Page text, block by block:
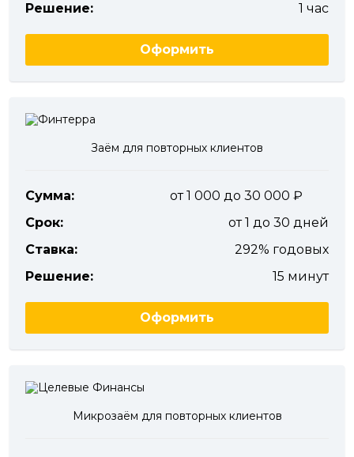
Решение:
1 час
Оформить
Заём для повторных клиентов
Сумма:
от 1 000 до 30 000
Срок:
от 1 до 30 дней
Ставка:
292% годовых
Решение:
15 минут
Оформить
Микрозаём для повторных клиентов